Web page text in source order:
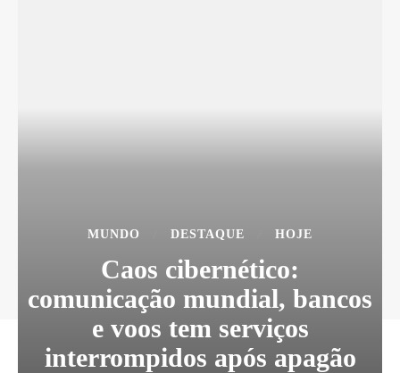
MUNDO DESTAQUE HOJE
Caos cibernético:
comunicação mundial, bancos
e voos tem serviços
interrompidos após apagão